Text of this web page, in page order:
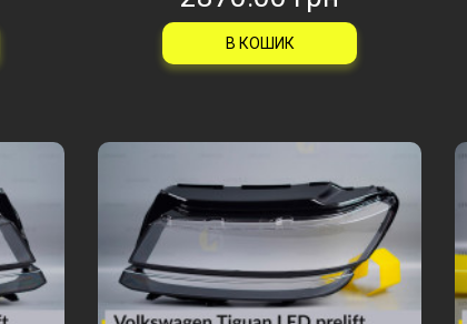
В КОШИК